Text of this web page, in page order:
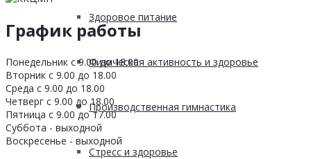
Здоровое питание
Физическая активность и здоровье
Производственная гимнастика
Стресс и здоровье
График работы
Понедельник с 9.00 до 18.00
Вторник с 9.00 до 18.00
Среда с 9.00 до 18.00
Четверг с 9.00 до 18.00
Пятница с 9.00 до 17.00
Суббота - выходной
Воскресенье - выходной